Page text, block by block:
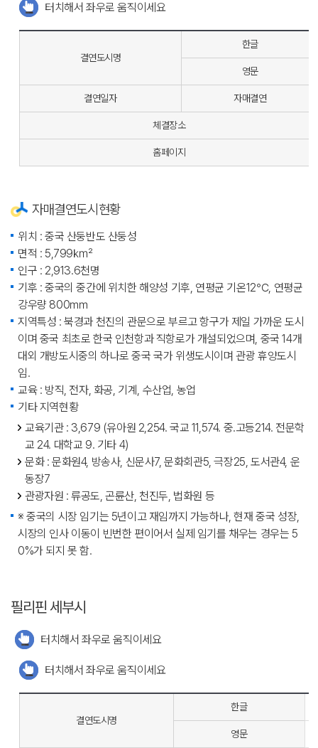
터치해서 좌우로 움직이세요
결연도시명
한글
영문
결연일자 자매결연
체결장소
홈페이지
자매결연도시현황
위치 : 중국 산둥반도 산둥성
면적 : 5,799㎢
인구 : 2,913.6천명
기후 : 중국의 중간에 위치한 해양성 기후, 연평균 기온12℃, 연평균
강우량 800㎜
지역특성 : 북경과 천진의 관문으로 부르고 항구가 제일 가까운 도시
이며 중국 최초로 한국 인천항과 직항로가 개설되었으며, 중국 14개
대외 개방도시중의 하나로 중국 국가 위생도시이며 관광 휴양도시
임.
교육 : 방직, 전자, 화공, 기계, 수산업, 농업
기타 지역현황
교육기관 : 3,679 (유아원 2,254. 국교 11,574. 중.고등214. 전문학
교 24. 대학교 9. 기타 4)
문화 : 문화원4, 방송사, 신문사7, 문화회관5, 극장25, 도서관4, 운
동장7
관광자원 : 류공도, 곤륜산, 천진두, 법화원 등
※ 중국의 시장 임기는 5년이고 재임까지 가능하나, 현재 중국 성장,
시장의 인사 이동이 빈번한 편이어서 실제 임기를 채우는 경우는 5
0%가 되지 못 함.
필리핀 세부시
터치해서 좌우로 움직이세요
터치해서 좌우로 움직이세요
결연도시명
한글
영문